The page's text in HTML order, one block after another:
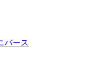
バース